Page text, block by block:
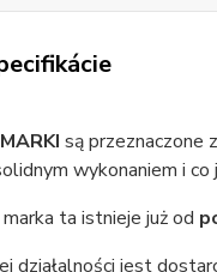
są przeznaczone
wykonaniem i
ta istnieje już od
działalności jest